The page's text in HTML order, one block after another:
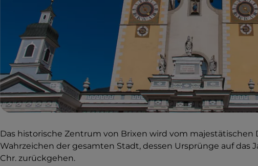
Das historische Zentrum von Brixen wird vom majestätischen
Wahrzeichen der gesamten Stadt, dessen Ursprünge auf das
Chr. zurückgehen.